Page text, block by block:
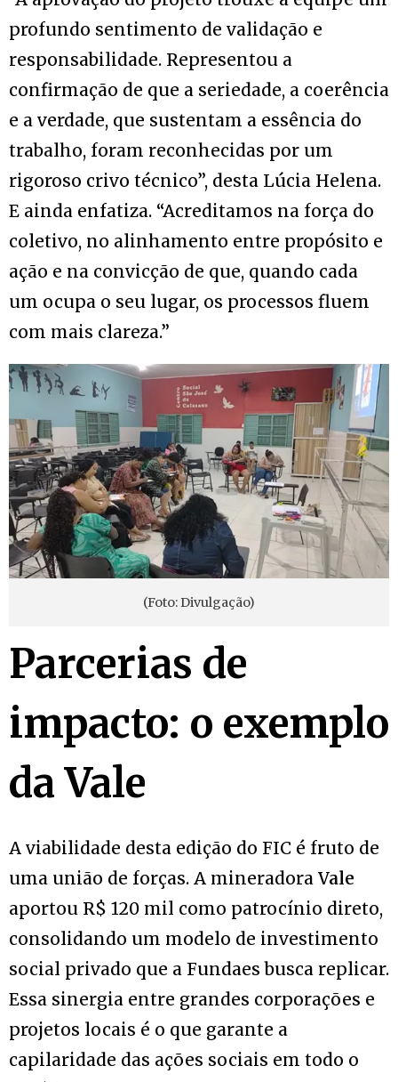
profundo sentimento de validação e
responsabilidade. Representou a
confirmação de que a seriedade, a coerência
e a verdade, que sustentam a essência do
trabalho, foram reconhecidas por um
rigoroso crivo técnico”, desta Lúcia Helena.
E ainda enfatiza. “Acreditamos na força do
coletivo, no alinhamento entre propósito e
ação e na convicção de que, quando cada
um ocupa o seu lugar, os processos fluem
com mais clareza.”
(Foto: Divulgação)
Parcerias de
impacto: o exemplo
da Vale
A viabilidade desta edição do FIC é fruto de
uma união de forças. A mineradora Vale
aportou R$ 120 mil como patrocínio direto,
consolidando um modelo de investimento
social privado que a Fundaes busca replicar.
Essa sinergia entre grandes corporações e
projetos locais é o que garante a
capilaridade das ações sociais em todo o